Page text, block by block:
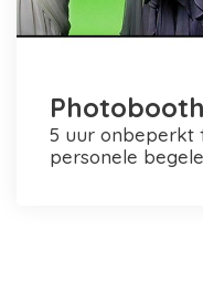
5 uur onbeperkt foto's maken en printen +
personele